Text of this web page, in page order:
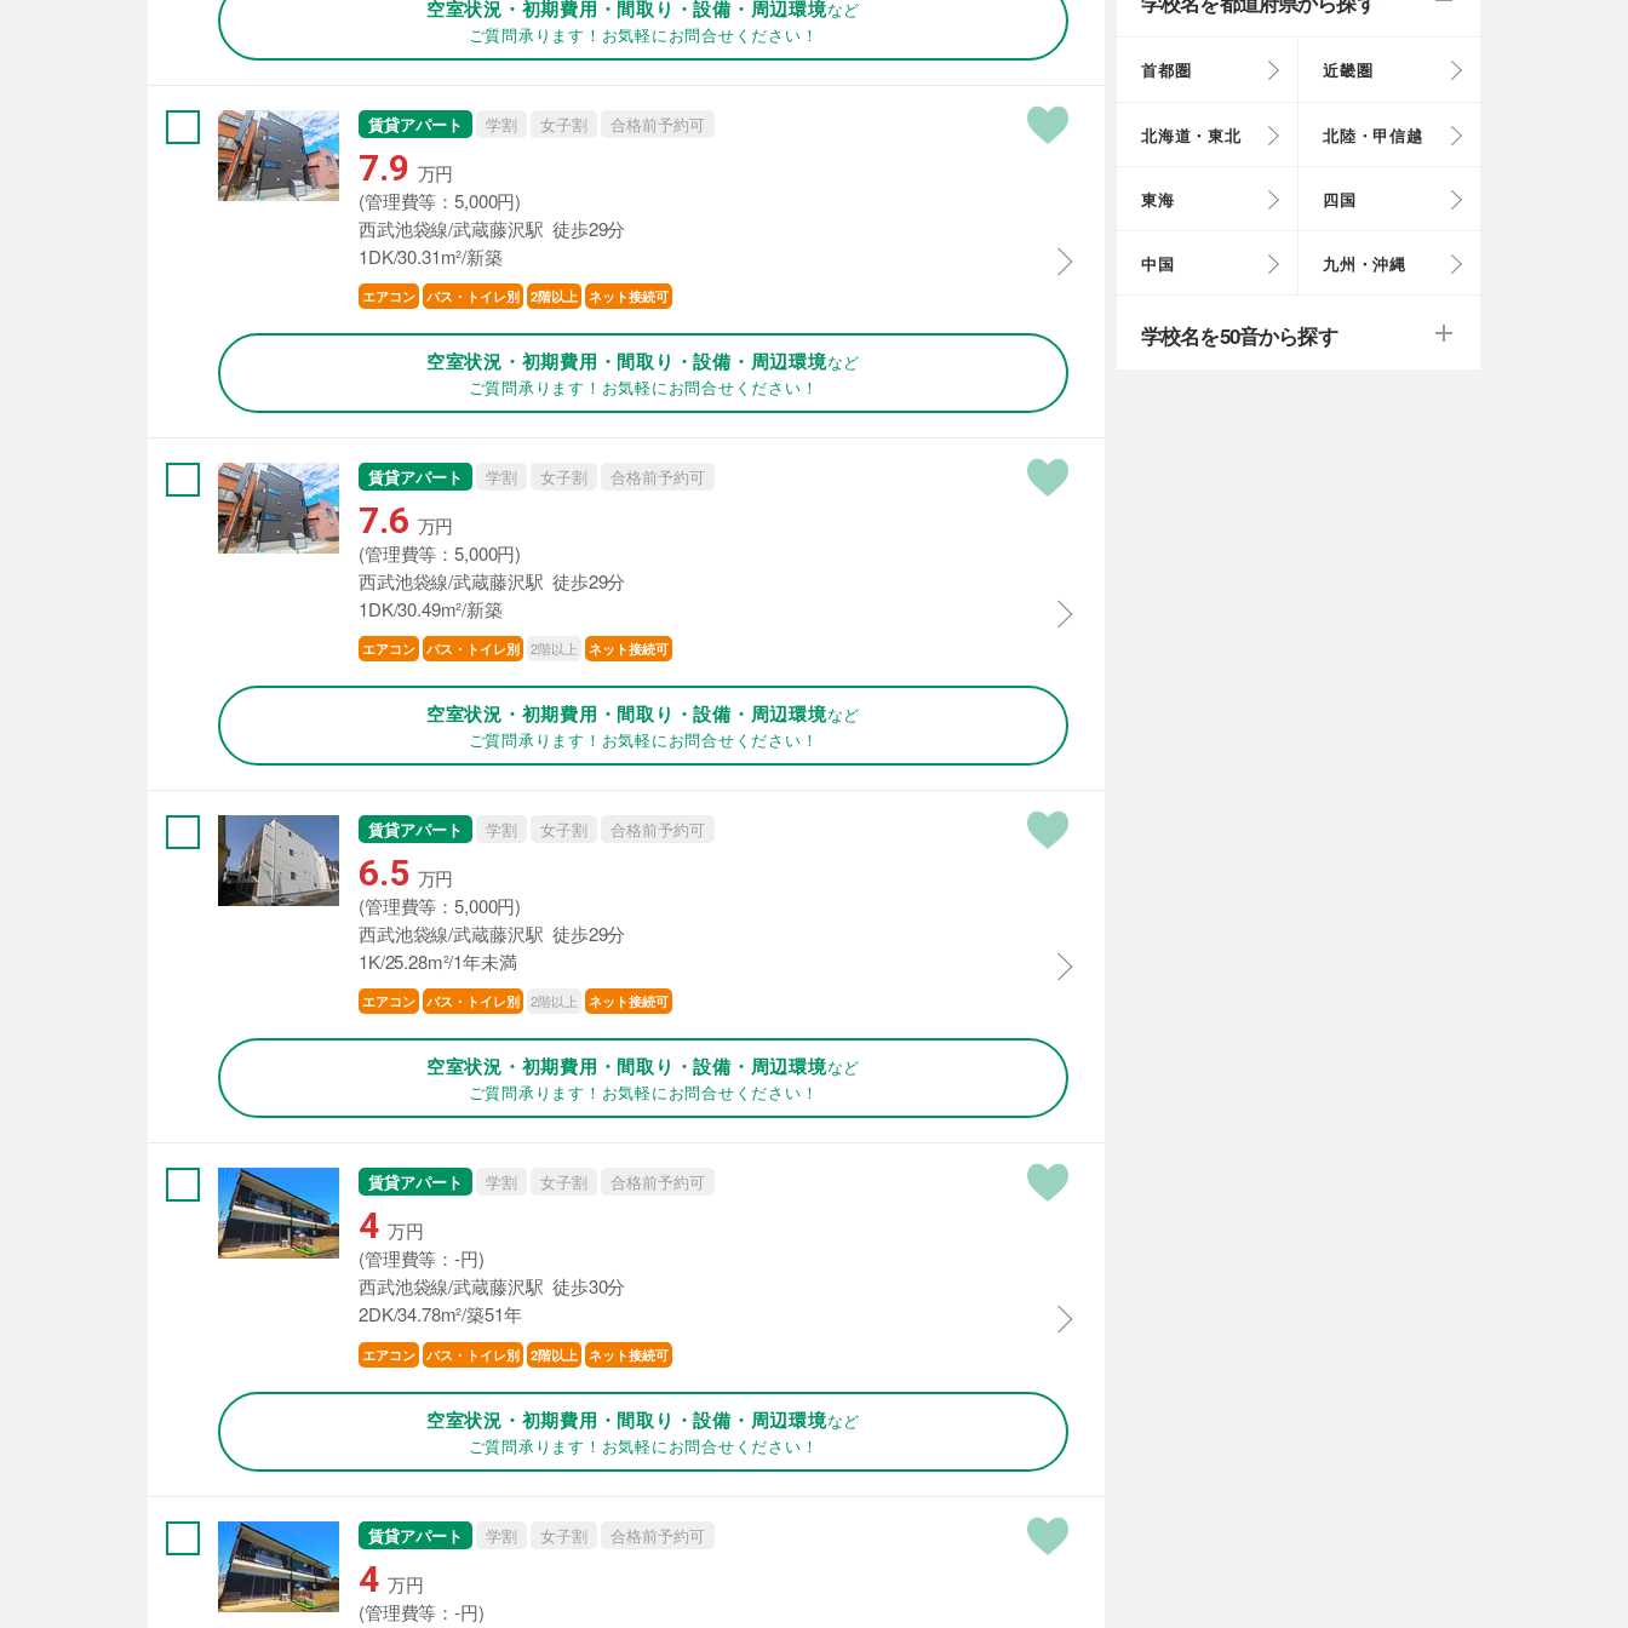
空室状況・初期費用・間取り・設備・周辺環境など
ご質問承ります！お気軽にお問合せください！
賃貸アパート 学割 女子割 合格前予約可
7.9 万円
(管理費等：5,000円)
西武池袋線/武蔵藤沢駅 徒歩29分
1DK/30.31m²/新築
エアコン バス・トイレ別 2階以上 ネット接続可
空室状況・初期費用・間取り・設備・周辺環境など
ご質問承ります！お気軽にお問合せください！
賃貸アパート 学割 女子割 合格前予約可
7.6 万円
(管理費等：5,000円)
西武池袋線/武蔵藤沢駅 徒歩29分
1DK/30.49m²/新築
エアコン バス・トイレ別 2階以上 ネット接続可
空室状況・初期費用・間取り・設備・周辺環境など
ご質問承ります！お気軽にお問合せください！
賃貸アパート 学割 女子割 合格前予約可
6.5 万円
(管理費等：5,000円)
西武池袋線/武蔵藤沢駅 徒歩29分
1K/25.28m²/1年未満
エアコン バス・トイレ別 2階以上 ネット接続可
空室状況・初期費用・間取り・設備・周辺環境など
ご質問承ります！お気軽にお問合せください！
賃貸アパート 学割 女子割 合格前予約可
4 万円
(管理費等：-円)
西武池袋線/武蔵藤沢駅 徒歩30分
2DK/34.78m²/築51年
エアコン バス・トイレ別 2階以上 ネット接続可
空室状況・初期費用・間取り・設備・周辺環境など
ご質問承ります！お気軽にお問合せください！
賃貸アパート 学割 女子割 合格前予約可
4 万円
(管理費等：-円)
首都圏 近畿圏
北海道・東北 北陸・甲信越
東海 四国
中国 九州・沖縄
学校名を50音から探す